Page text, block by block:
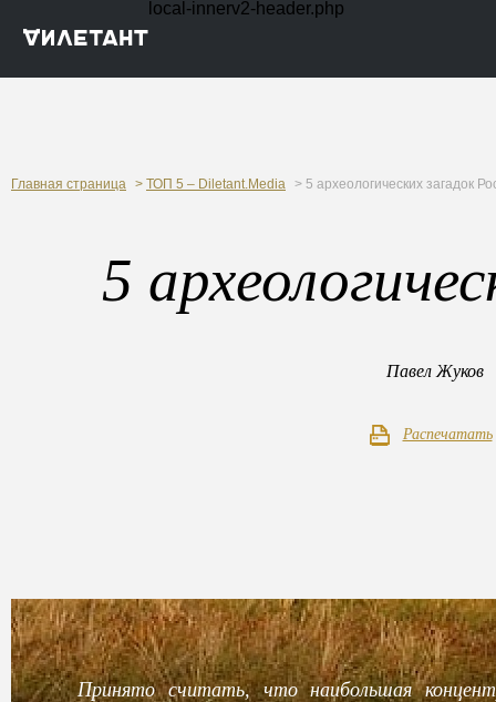
local-innerv2-header.php
Главная страница > ТОП 5 – Diletant.Media > 5 археологических загадок
5
Павел Жуков
Распечатать
Принято считать, что наибольшая